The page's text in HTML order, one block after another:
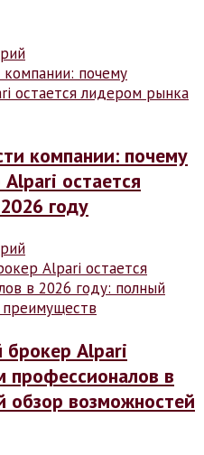
компании: почему
остается
году
Alpari
профессионалов в
обзор возможностей